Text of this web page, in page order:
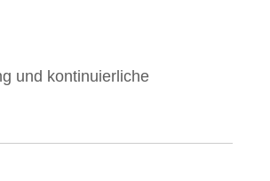
und kontinuierliche